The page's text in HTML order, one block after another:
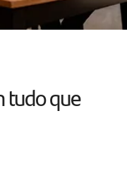
tudo que